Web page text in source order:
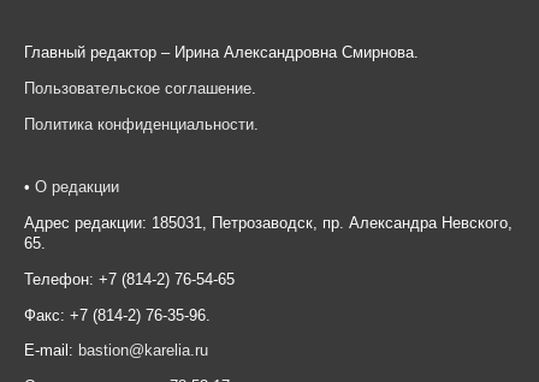
Главный редактор – Ирина Александровна Смирнова.
Пользовательское соглашение
Политика конфиденциальности
• О редакции
Адрес редакции: 185031, Петрозаводск, пр. Александра Невского,
65.
Телефон: +7 (814-2) 76-54-65
Факс: +7 (814-2) 76-35-96.
E-mail: bastion@karelia.ru